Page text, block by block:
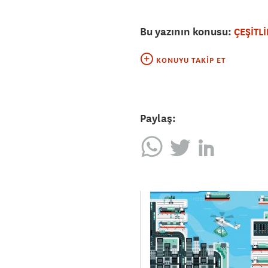
Bu yazının konusu:
KONUYU TAKIP ET
Paylaş: